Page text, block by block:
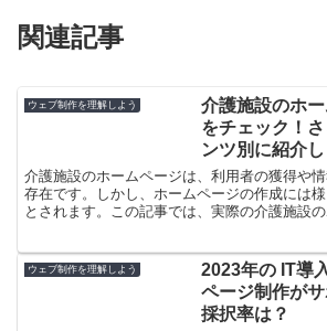
関連記事
ウェブ制作を理解しよう
介護施設のホ
をチェック！
ンツ別に紹介し
介護施設のホームページは、利用者の獲得や
存在です。しかし、ホームページの作成には
とされます。この記事では、実際の介護施設
ウェブ制作を理解しよう
2023年の IT導
ページ制作が
採択率は？